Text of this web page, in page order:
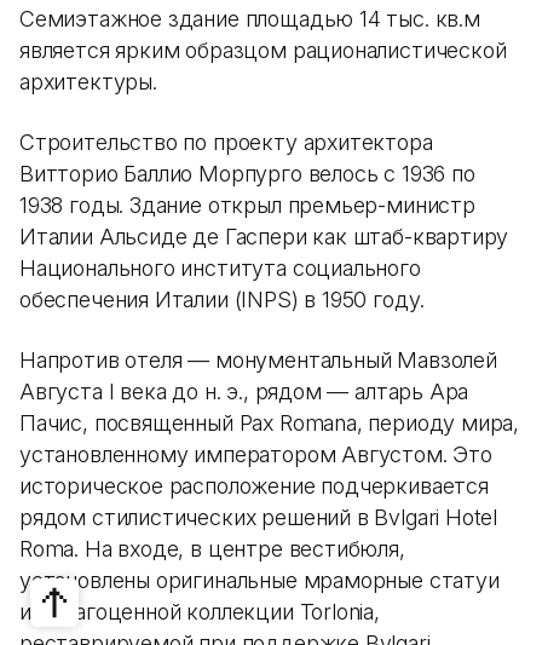
Семиэтажное здание площадью 14 тыс. кв.м
является ярким образцом рационалистической
архитектуры.
Строительство по проекту архитектора
Витторио Баллио Морпурго велось с 1936 по
1938 годы. Здание открыл премьер-министр
Италии Альсиде де Гаспери как штаб-квартиру
Национального института социального
обеспечения Италии (INPS) в 1950 году.
Напротив отеля — монументальный Мавзолей
Августа I века до н. э., рядом — алтарь Ара
Пачис, посвященный Pax Romana, периоду мира,
установленному императором Августом. Это
историческое расположение подчеркивается
рядом стилистических решений в Bvlgari Hotel
Roma. На входе, в центре вестибюля,
установлены оригинальные мраморные статуи
из драгоценной коллекции Torlonia,